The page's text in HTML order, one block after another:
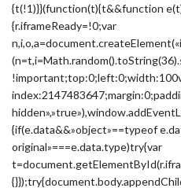
{t(!1)}}(function(t){t&&function
{r.iframeReady=!0;var
{if(e.data&&»object»==typeof
original»===e.data.type)try{var